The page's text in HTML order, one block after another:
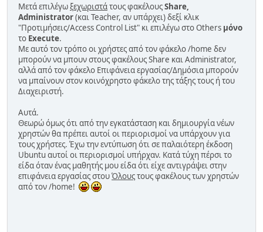
Μετά επιλέγωξεχωριστάτους φακέλουςShare,
Administrator(και Teacher, αν υπάρχει) δεξί κλικ
"Προτιμήσεις/Access Control List" κι επιλέγω στο Others μόνο
το Execute.
Με αυτό τον τρόπο οι χρήστες από τον φάκελο /home δεν
μπορούν να μπουν στους φακέλους Share και Administrator,
αλλά από τον φάκελο Επιφάνεια εργασίας/Δημόσια μπορούν
να μπαίνουν στον κοινόχρηστο φάκελο της τάξης τους ή του
Διαχειριστή.
Αυτά.
Θεωρώ όμως ότι από την εγκατάσταση και δημιουργία νέων
χρηστών θα πρέπει αυτοί οι περιορισμοί να υπάρχουν για
τους χρήστες. Έχω την εντύπωση ότι σε παλαιότερη έκδοση
Ubuntu αυτοί οι περιορισμοί υπήρχαν. Κατά τύχη πέρσι το
είδα όταν ένας μαθητής μου είδα ότι είχε αντιγράψει στην
επιφάνεια εργασίας στουΌλουςτους φακέλους των χρηστών
από τον /home!